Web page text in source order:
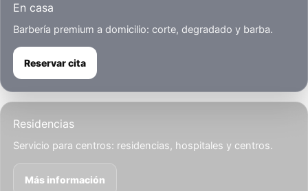
En casa
Barbería premium a domicilio: corte, degradado y barba.
Reservar cita
Residencias
Servicio para centros: residencias, hospitales y centros.
Más información